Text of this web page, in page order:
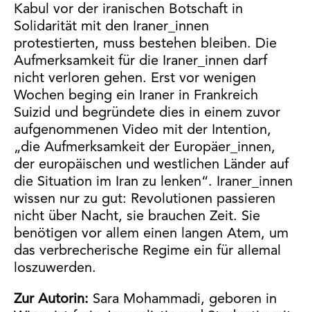
Kabul vor der iranischen Botschaft in
Solidarität mit den Iraner_innen
protestierten, muss bestehen bleiben. Die
Aufmerksamkeit für die Iraner_innen darf
nicht verloren gehen. Erst vor wenigen
Wochen beging ein Iraner in Frankreich
Suizid und begründete dies in einem zuvor
aufgenommenen Video mit der Intention,
„die Aufmerksamkeit der Europäer_innen,
der europäischen und westlichen Länder auf
die Situation im Iran zu lenken“. Iraner_innen
wissen nur zu gut: Revolutionen passieren
nicht über Nacht, sie brauchen Zeit. Sie
benötigen vor allem einen langen Atem, um
das verbrecherische Regime ein für allemal
loszuwerden.
Zur Autorin: Sara Mohammadi, geboren in